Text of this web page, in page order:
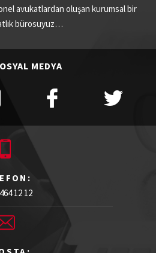
avukatlardan oluşan kurumsal bir
bürosuyuz…
MEDYA
12 12